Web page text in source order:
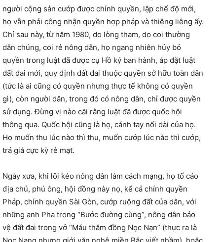
người cộng sản cướp được chính quyền, lập chế độ mới,
họ vẫn phải công nhận quyền hợp pháp và thiêng liêng ấy.
Chỉ sau này, từ năm 1980, do lòng tham, do coi thường
dân chúng, coi rẻ nông dân, họ ngang nhiên hủy bỏ
quyền trong luật đã được cụ Hồ ký ban hành, áp đặt luật
đất đai mới, quy định đất đai thuộc quyền sở hữu toàn dân
(tức là ai cũng có quyền nhưng thực tế không có quyền
gì), còn người dân, trong đó có nông dân, chỉ được quyền
sử dụng. Đừng vị nào cãi rằng luật đã được quốc hội
thông qua. Quốc hội cũng là họ, cánh tay nối dài của họ.
Họ muốn thu lúc nào thì thu, muốn cướp lúc nào thì cướp,
trả giá cực kỳ rẻ mạt.
Ngày xưa, khi lôi kéo nông dân làm cách mạng, họ tố cáo
địa chủ, phú ông, hội đồng này nọ, kể cả chính quyền
Pháp, chính quyền Sài Gòn, cướp ruộng đất của dân, với
những anh Pha trong “Bước đường cùng”, nông dân bảo
vệ đất đai trong vở “Máu thắm đồng Nọc Nạn” (thực ra là